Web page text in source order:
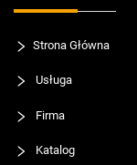
Strona Główna
Usługa
Firma
Katalog